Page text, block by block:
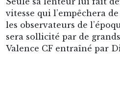
de sa zone, à remonter le
Malgré la descente en D2,
sera l’un des hommes
buts en 29 matchs pour le
un guide pour encadrer